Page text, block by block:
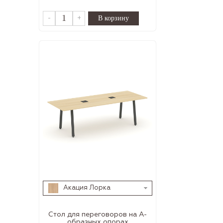
- +
Акация Лорка
Стол для переговоров на А-